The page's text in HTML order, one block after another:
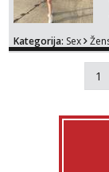
Kategorija: Sex
1